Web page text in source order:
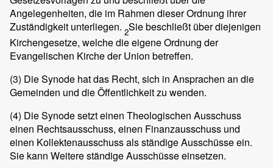
Angelegenheiten, die im Rahmen dieser Ordnung ihrer
Zuständigkeit unterliegen. 2Sie beschließt über diejenigen
Kirchengesetze, welche die eigene Ordnung der
Evangelischen Kirche der Union betreffen.
(3) Die Synode hat das Recht, sich in Ansprachen an die
Gemeinden und die Öffentlichkeit zu wenden.
(4) Die Synode setzt einen Theologischen Ausschuss
einen Rechtsausschuss, einen Finanzausschuss und
einen Kollektenausschuss als ständige Ausschüsse ein.
Sie kann Weitere ständige Ausschüsse einsetzen.